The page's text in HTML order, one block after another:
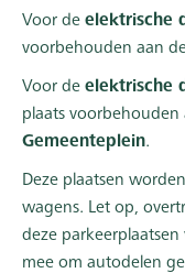
Voor de elektrische
voorbehouden aan
Voor de elektrische
plaats voorbehouden
Gemeenteplein.
Deze plaatsen
wagens. Let op,
deze
mee om autodelen